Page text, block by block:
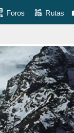
Foros Rutas